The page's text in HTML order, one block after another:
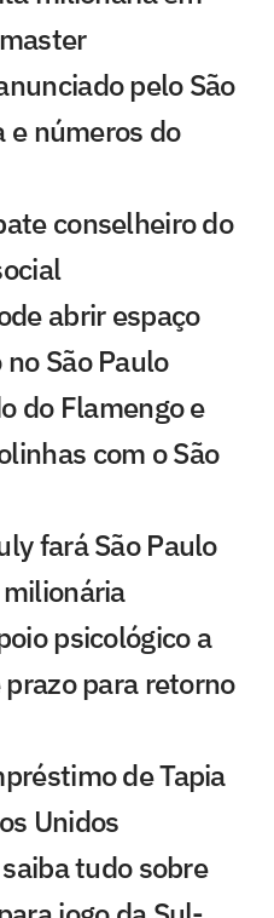
pelo São
e números do
conselheiro do
abrir espaço
São Paulo
do Flamengo e
com o São
fará São Paulo
psicológico a
para retorno
de Tapia
Unidos
tudo sobre